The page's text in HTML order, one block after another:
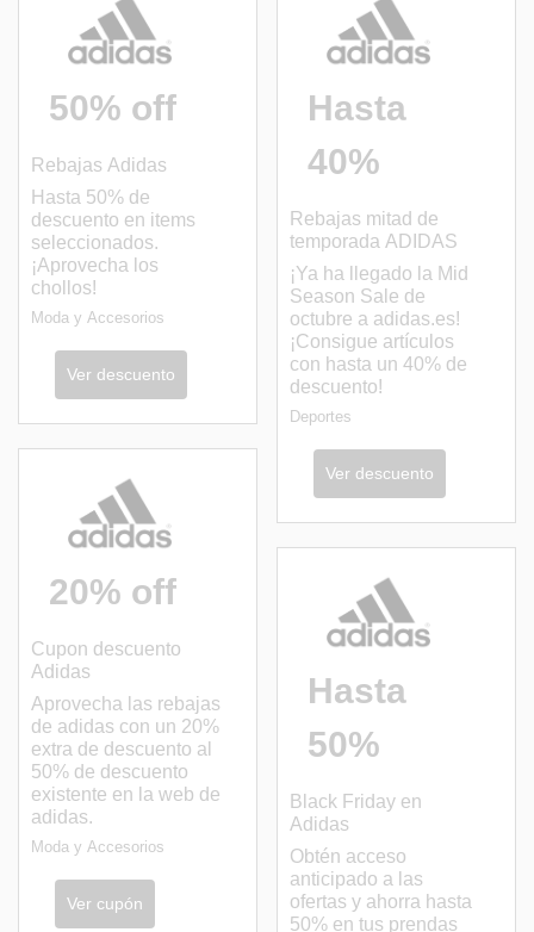
50% off
Rebajas Adidas
Hasta 50% de
descuento en items
seleccionados.
¡Aprovecha los
chollos!
Moda y Accesorios
Ver descuento
20% off
Cupon descuento
Adidas
Aprovecha las rebajas
de adidas con un 20%
extra de descuento al
50% de descuento
existente en la web de
adidas.
Moda y Accesorios
Ver cupón
Hasta
40%
Rebajas mitad de
temporada ADIDAS
¡Ya ha llegado la Mid
Season Sale de
octubre a adidas.es!
¡Consigue artículos
con hasta un 40% de
descuento!
Deportes
Ver descuento
Hasta
50%
Black Friday en
Adidas
Obtén acceso
anticipado a las
ofertas y ahorra hasta
50% en tus prendas